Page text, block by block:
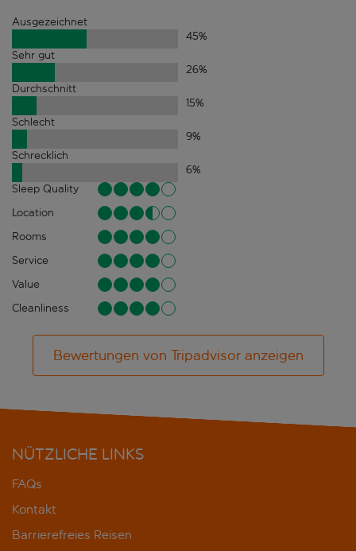
Ausgezeichnet
45%
Sehr gut
26%
Durchschnitt
15%
Schlecht
9%
Schrecklich
6%
Sleep Quality
Location
Rooms
Service
Value
Cleanliness
Bewertungen von Tripadvisor anzeigen
NÜTZLICHE LINKS
FAQs
Kontakt
Barrierefreies Reisen